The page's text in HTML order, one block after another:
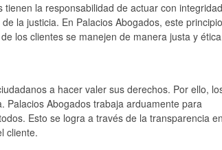
la responsabilidad de actuar con
la justicia. En Palacios Abogados, este principio
los clientes se manejen de manera justa y
a hacer valer sus derechos. Por ello,
Palacios Abogados trabaja arduamente para
Esto se logra a través de la transparencia en
cliente.